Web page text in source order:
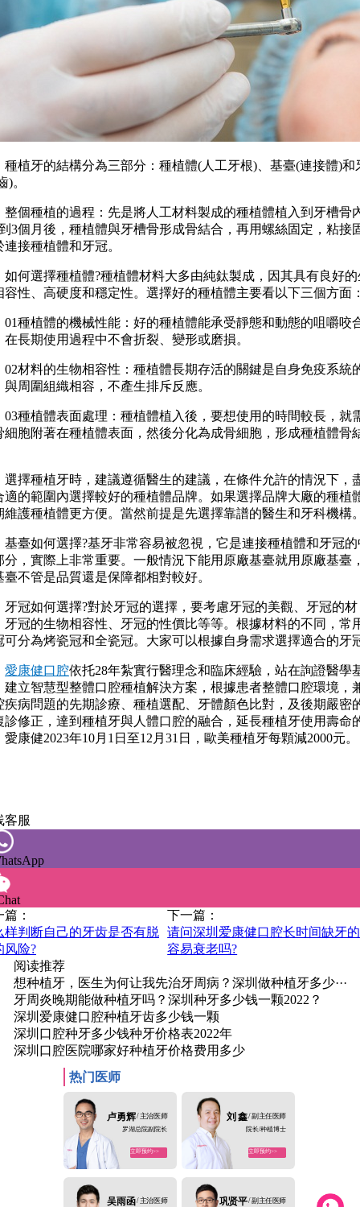
牙的結構分為三部分：種植體(人工牙根)、基臺(連接體)和
)。
種植的過程：先是將人工材料製成的種植體植入到牙槽骨
3個月後，種植體與牙槽骨形成骨結合，再用螺絲固定，粘接
連接種植體和牙冠。
選擇種植體?種植體材料大多由純鈦製成，因其具有良好的
容性、高硬度和穩定性。選擇好的種植體主要看以下三個方面
植體的機械性能：好的種植體能承受靜態和動態的咀嚼咬
在長期使用過程中不會折裂、變形或磨損。
料的生物相容性：種植體長期存活的關鍵是自身免疫系統
與周圍組織相容，不產生排斥反應。
植體表面處理：種植體植入後，要想使用的時間較長，就
細胞附著在種植體表面，然後分化為成骨細胞，形成種植體骨
種植牙時，建議遵循醫生的建議，在條件允許的情況下，
適的範圍內選擇較好的種植體品牌。如果選擇品牌大廠的種植
維護種植體更方便。當然前提是先選擇靠譜的醫生和牙科機構
如何選擇?基牙非常容易被忽視，它是連接種植體和牙冠的
分，實際上非常重要。一般情況下能用原廠基臺就用原廠基臺
臺不管是品質還是保障都相對較好。
如何選擇?對於牙冠的選擇，要考慮牙冠的美觀、牙冠的材
牙冠的生物相容性、牙冠的性價比等等。根據材料的不同，常
可分為烤瓷冠和全瓷冠。大家可以根據自身需求選擇適合的牙
愛康健口腔依托28年紮實行醫理念和臨床經驗，站在詢證醫學
建立智慧型整體口腔種植解決方案，根據患者整體口腔環境，
疾病問題的先期診療、種植選配、牙體顏色比對，及後期嚴密
診修正，達到種植牙與人體口腔的融合，延長種植牙使用壽命
愛康健2023年10月1日至12月31日，歐美種植牙每顆減2000元。
客服
：
样判断自己的牙齿是否有脱
风险?
下一篇：
请问深圳爱康健口腔长时间缺牙
容易衰老吗?
阅读推荐
想种植牙，医生为何让我先治牙周病？深圳做种植牙多少···
牙周炎晚期能做种植牙吗？深圳种牙多少钱一颗2022？
深圳爱康健口腔种植牙齿多少钱一颗
深圳口腔种牙多少钱种牙价格表2022年
深圳口腔医院哪家好种植牙价格费用多少
热门医师
卢勇辉/ 主治医师
罗湖总院副院长
立即预约>>
刘 鑫/ 副主任医师
院长/种植博士
立即预约>>
吴雨函/ 主治医师 巩贤平/ 副主任医师